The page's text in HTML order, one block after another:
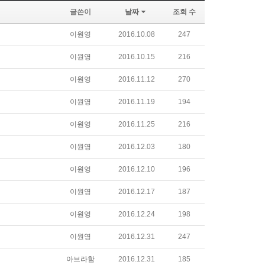
글쓴이 날짜 조회 수
이원영 2016.10.08 247
이원영 2016.10.15 216
이원영 2016.11.12 270
이원영 2016.11.19 194
이원영 2016.11.25 216
이원영 2016.12.03 180
이원영 2016.12.10 196
이원영 2016.12.17 187
이원영 2016.12.24 198
이원영 2016.12.31 247
아브라함 2016.12.31 185